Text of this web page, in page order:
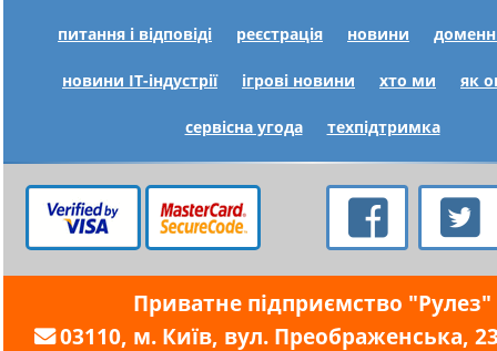
питання і відповіді реєстрація новини
новини IT-індустрії ігрові новини хто ми як
сервісна угода техпідтримка
Приватне підприємство "Рулез"
03110, м. Київ, вул. Преображенська,